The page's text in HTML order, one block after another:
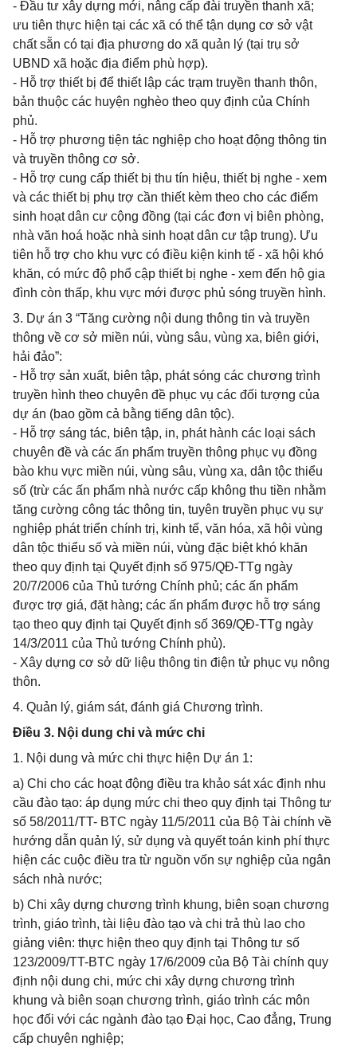
- Đầu tư xây dựng mới, nâng cấp đài truyền thanh xã;
ưu tiên thực hiện tại các xã có thể tận dụng cơ sở vật
chất sẵn có tại địa phương do xã quản lý (tại trụ sở
UBND xã hoặc địa điểm phù hợp).
- Hỗ trợ thiết bị để thiết lập các trạm truyền thanh thôn,
bản thuộc các huyện nghèo theo quy định của Chính
phủ.
- Hỗ trợ phương tiện tác nghiệp cho hoạt động thông tin
và truyền thông cơ sở.
- Hỗ trợ cung cấp thiết bị thu tín hiệu, thiết bị nghe - xem
và các thiết bị phụ trợ cần thiết kèm theo cho các điểm
sinh hoạt dân cư cộng đồng (tại các đơn vị biên phòng,
nhà văn hoá hoặc nhà sinh hoạt dân cư tập trung). Ưu
tiên hỗ trợ cho khu vực có điều kiện kinh tế - xã hội khó
khăn, có mức độ phổ cập thiết bị nghe - xem đến hộ gia
đình còn thấp, khu vực mới được phủ sóng truyền hình.
3. Dự án 3 “Tăng cường nội dung thông tin và truyền
thông về cơ sở miền núi, vùng sâu, vùng xa, biên giới,
hải đảo”:
- Hỗ trợ sản xuất, biên tập, phát sóng các chương trình
truyền hình theo chuyên đề phục vụ các đối tượng của
dự án (bao gồm cả bằng tiếng dân tộc).
- Hỗ trợ sáng tác, biên tập, in, phát hành các loại sách
chuyên đề và các ấn phẩm truyền thông phục vụ đồng
bào khu vực miền núi, vùng sâu, vùng xa, dân tộc thiểu
số (trừ các ấn phẩm nhà nước cấp không thu tiền nhằm
tăng cường công tác thông tin, tuyên truyền phục vụ sự
nghiệp phát triển chính trị, kinh tế, văn hóa, xã hội vùng
dân tộc thiểu số và miền núi, vùng đặc biệt khó khăn
theo quy định tại Quyết định số 975/QĐ-TTg ngày
20/7/2006 của Thủ tướng Chính phủ; các ấn phẩm
được trợ giá, đặt hàng; các ấn phẩm được hỗ trợ sáng
tạo theo quy định tại Quyết định số 369/QĐ-TTg ngày
14/3/2011 của Thủ tướng Chính phủ).
- Xây dựng cơ sở dữ liệu thông tin điện tử phục vụ nông
thôn.
4. Quản lý, giám sát, đánh giá Chương trình.
Điều 3. Nội dung chi và mức chi
1. Nội dung và mức chi thực hiện Dự án 1:
a) Chi cho các hoạt động điều tra khảo sát xác định nhu
cầu đào tạo: áp dụng mức chi theo quy định tại Thông tư
số 58/2011/TT- BTC ngày 11/5/2011 của Bộ Tài chính về
hướng dẫn quản lý, sử dụng và quyết toán kinh phí thực
hiện các cuộc điều tra từ nguồn vốn sự nghiệp của ngân
sách nhà nước;
b) Chi xây dựng chương trình khung, biên soạn chương
trình, giáo trình, tài liệu đào tạo và chi trả thù lao cho
giảng viên: thực hiện theo quy định tại Thông tư số
123/2009/TT-BTC ngày 17/6/2009 của Bộ Tài chính quy
định nội dung chi, mức chi xây dựng chương trình
khung và biên soạn chương trình, giáo trình các môn
học đối với các ngành đào tạo Đại học, Cao đẳng, Trung
cấp chuyên nghiệp;